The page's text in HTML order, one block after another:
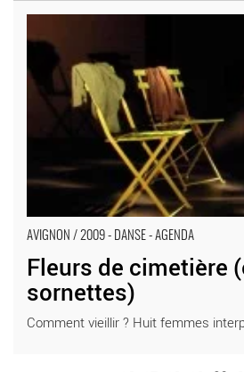
AVIGNON / 2009 - DANSE - AGENDA
Fleurs de cimetière
sornettes)
Comment vieillir ? Huit femmes
Fleurs de cimetière (et autres